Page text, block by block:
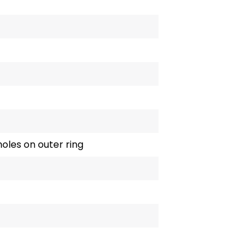
on outer ring